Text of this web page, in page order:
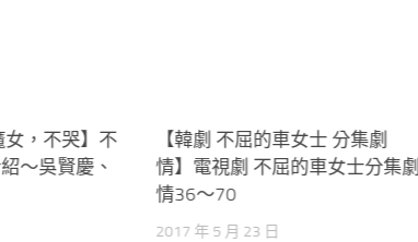
女，不哭‬】不
～吳賢慶、
【韓劇 不屈的車女士 分集劇
情】電視劇 不屈的車女士分集劇
情36～70
2017 年 5 月 23 日